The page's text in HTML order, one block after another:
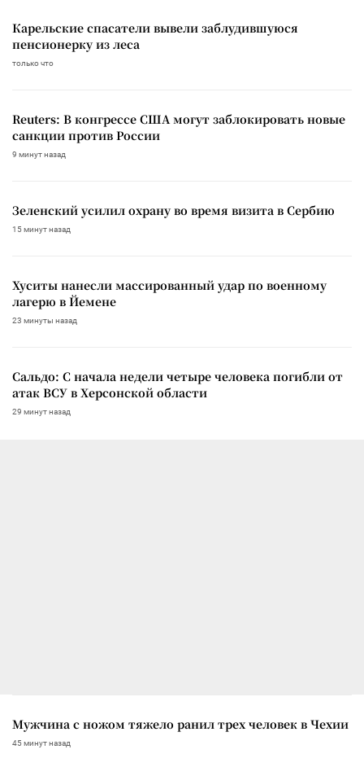
Карельские спасатели вывели заблудившуюся
пенсионерку из леса
только что
Reuters: В конгрессе США могут заблокировать новые
санкции против России
9 минут назад
Зеленский усилил охрану во время визита в Сербию
15 минут назад
Хуситы нанесли массированный удар по военному
лагерю в Йемене
23 минуты назад
Сальдо: С начала недели четыре человека погибли от
атак ВСУ в Херсонской области
29 минут назад
Мужчина с ножом тяжело ранил трех человек в Чехии
45 минут назад